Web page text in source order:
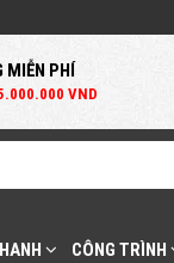
MIỄN PHÍ
VND
CÔNG TRÌNH